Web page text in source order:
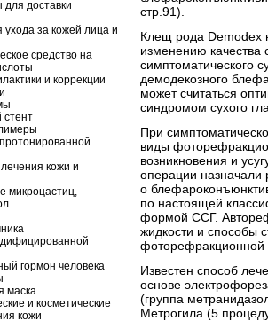
для доставки
ухода за кожей лица и
средство на
и коррекции
кожи и
микроцастиц,
гормон человека
маска
и косметические
кожи
стр.91).
Клещ рода Demodex
изменению качества
симптоматического
демодекозного
может считаться
синдромом сухого
При
виды
возникновения и
операции назначали
о
по настоящей
формой ССГ.
жидкости и способы
фоторефракционной
Известен способ
основе
(группа
Метрогила (5